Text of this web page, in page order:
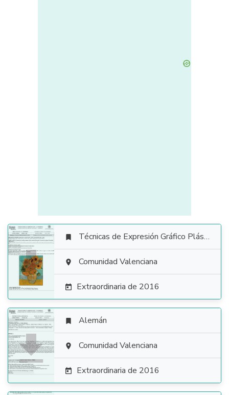

 Técnicas de Expresión Gráfico Plástica
 Comunidad Valenciana
 Extraordinaria de 2016

 Alemán
 Comunidad Valenciana
 Extraordinaria de 2016